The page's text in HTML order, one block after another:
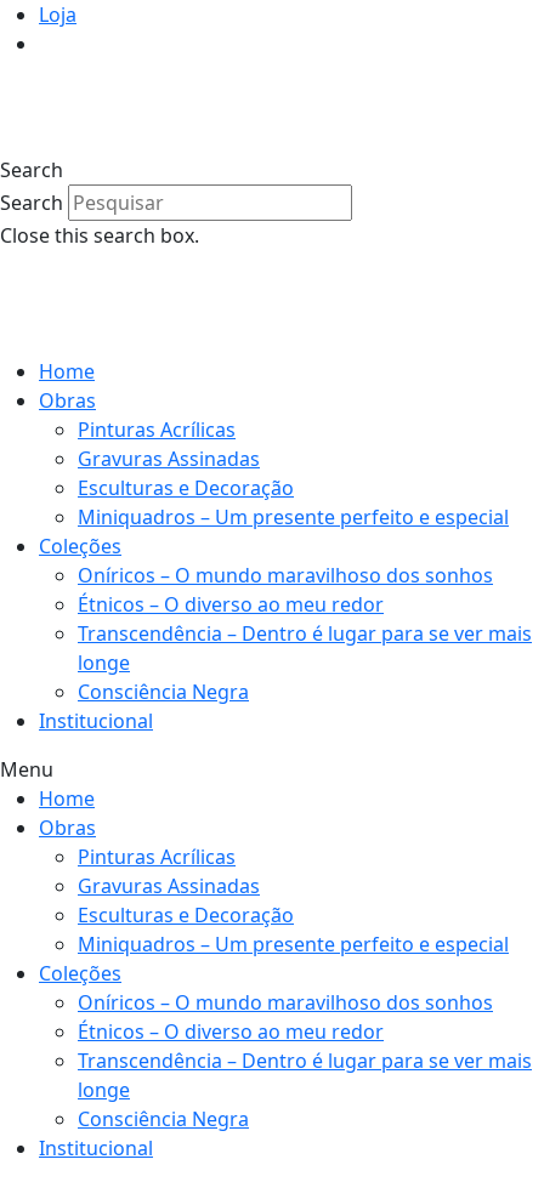
Loja
Search
Search
Close this search box.
Home
Obras
Pinturas Acrílicas
Gravuras Assinadas
Esculturas e Decoração
Miniquadros – Um presente perfeito e especial
Coleções
Oníricos – O mundo maravilhoso dos sonhos
Étnicos – O diverso ao meu redor
Transcendência – Dentro é lugar para se ver mais
longe
Consciência Negra
Institucional
Menu
Home
Obras
Pinturas Acrílicas
Gravuras Assinadas
Esculturas e Decoração
Miniquadros – Um presente perfeito e especial
Coleções
Oníricos – O mundo maravilhoso dos sonhos
Étnicos – O diverso ao meu redor
Transcendência – Dentro é lugar para se ver mais
longe
Consciência Negra
Institucional